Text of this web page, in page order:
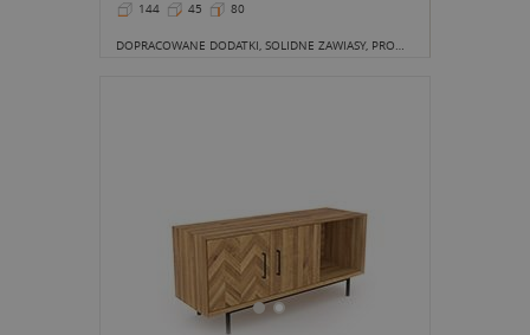
144 45 80
DOPRACOWANE DODATKI, SOLIDNE ZAWIASY, PROWADNICE ORAZ PRZEDE WSZYSTKIM, NIEPOWTARZALNY, A ZARAZEM BARDZO FUNKCJONALNY SCHEMAT ROZMIESZCZENIA PÓŁEK I SZAFEK.